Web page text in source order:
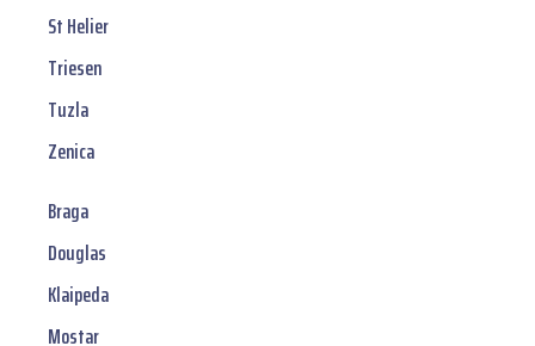
St Helier
Triesen
Tuzla
Zenica
Braga
Douglas
Klaipeda
Mostar